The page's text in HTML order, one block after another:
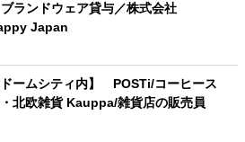
ランドウェア貸与／株式会社
Japan
ドームシティ内】 POSTi/コーヒース
北欧雑貨 Kauppa/雑貨店の販売員